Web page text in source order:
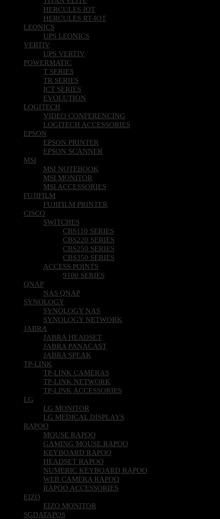
HERCULES IOT
HERCULES RT-IOT
LEONICS
UPS LEONICS
VERTIV
UPS VERTIV
POWERMATIC
T SERIES
TR SERIES
ICT SERIES
EVOLUTION
LOGITECH
VIDEO CONFERENCING
LOGITECH ACCESSORIES
EPSON
EPSON PRINTER
EPSON SCANNER
MSI
MSI NOTEBOOK
MSI MONITOR
MSI ACCESSORIES
FUJIFILM
FUJIFILM PRINTER
CISCO
SWITCHES
CBS110 SERIES
CBS220 SERIES
CBS250 SERIES
CBS350 SERIES
ACCESS POINTS
9100 SERIES
QNAP
NAS QNAP
SYNOLOGY
SYNOLOGY NAS
SYNOLOGY NETWORK
JABRA
JABRA HEADSET
JABRA PANACAST
JABRA SPEAK
TP-LINK
TP-LINK CAMERAS
TP-LINK NETWORK
TP-LINK ACCESSORIES
LG
LG MONITOR
LG MEDICAL DISPLAYS
RAPOO
MOUSE RAPOO
GAMING MOUSE RAPOO
KEYBOARD RAPOO
HEADSET RAPOO
NUMERIC KEYBOARD RAPOO
WEB CAMERA RAPOO
RAPOO ACCESSORIES
EIZO
EIZO MONITOR
SGDATAPOS